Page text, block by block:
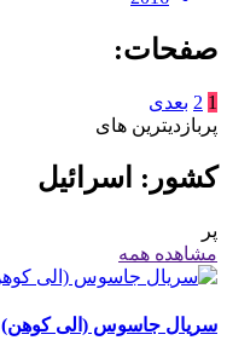
صفحات:
1
2 بعدی
پربازدیترین های
کشور: اسرائیل
پر
مشاهده همه
سریال جاسوس (الی کوهن)